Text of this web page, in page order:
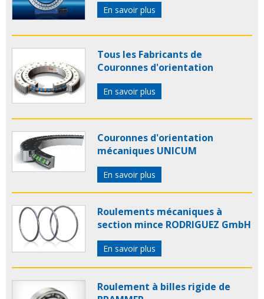
En savoir plus
Tous les Fabricants de
Couronnes d'orientation
En savoir plus
Couronnes d'orientation
mécaniques UNICUM
En savoir plus
Roulements mécaniques à
section mince RODRIGUEZ GmbH
En savoir plus
Roulement à billes rigide de